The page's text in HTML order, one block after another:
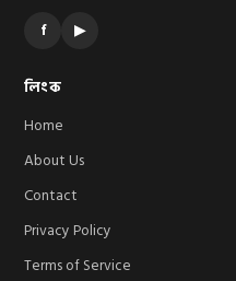
f ▶
লিংক
Home
About Us
Contact
Privacy Policy
Terms of Service